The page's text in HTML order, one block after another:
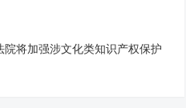
院将加强涉文化类知识产权保护